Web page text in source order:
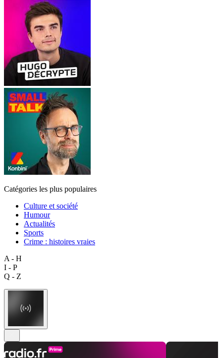
Catégories les plus populaires
Culture et société
Humour
Actualités
Sports
Crime : histoires vraies
A - H
I - P
Q - Z